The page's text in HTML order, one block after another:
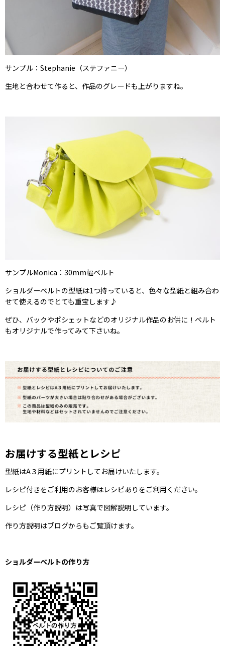
サンプル：Stephanie（ステファニー）
生地と合わせて作ると、作品のグレードも上がりますね。
サンプルMonica：30mm幅ベルト
ショルダーベルトの型紙は1つ持っていると、色々な型紙と組み合わ
せて使えるのでとても重宝します♪
ぜひ、バックやポシェットなどのオリジナル作品のお供に！ベルト
もオリジナルで作ってみて下さいね。
お届けする型紙とレシピ
型紙はA３用紙にプリントしてお届けいたします。
レシピ付きをご利用のお客様はレシピありをご利用ください。
レシピ（作り方説明）は写真で図解説明しています。
作り方説明はブログからもご覧頂けます。
ショルダーベルトの作り方